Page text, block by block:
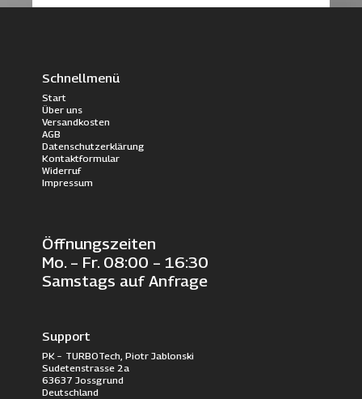
Schnellmenü
Start
Über uns
Versandkosten
AGB
Datenschutzerklärung
Kontaktformular
Widerruf
Impressum
Öffnungszeiten
Mo. – Fr. 08:00 – 16:30
Samstags auf Anfrage
Support
PK – TURBOTech, Piotr Jablonski
Sudetenstrasse 2a
63637 Jossgrund
Deutschland